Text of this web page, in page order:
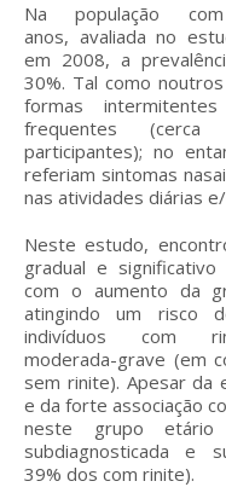
Na população
anos, avaliada no
em 2008, a
30%. Tal como
formas
frequentes
participantes); no
referiam sintomas
nas atividades diárias
Neste estudo,
gradual e
com o aumento da
atingindo um risco
indivíduos com
moderada-grave (em
sem rinite). Apesar da
e da forte associação
neste grupo
subdiagnosticada e
39% dos com rinite).